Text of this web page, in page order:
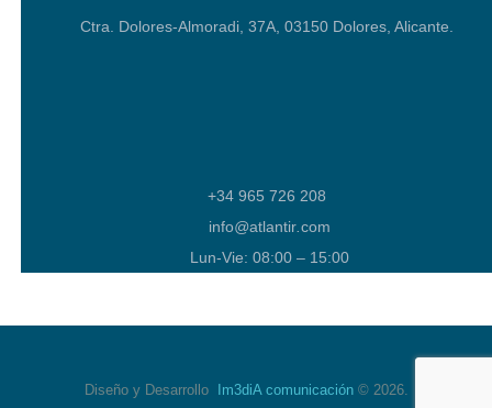
Ctra. Dolores-Almoradi, 37A, 03150 Dolores, Alicante.
+34 965 726 208
info@atlantir. com
Lun-Vie: 08:00 – 15:00
Diseño y Desarrollo Im3diA comunicación© 2026.